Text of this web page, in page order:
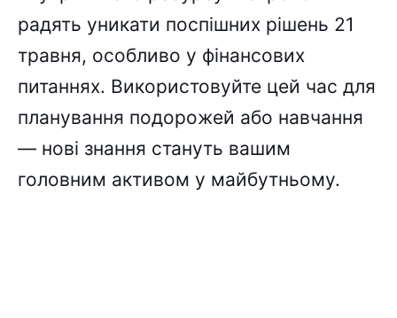
радять уникати поспішних рішень 21
травня, особливо у фінансових
питаннях. Використовуйте цей час для
планування подорожей або навчання
— нові знання стануть вашим
головним активом у майбутньому.